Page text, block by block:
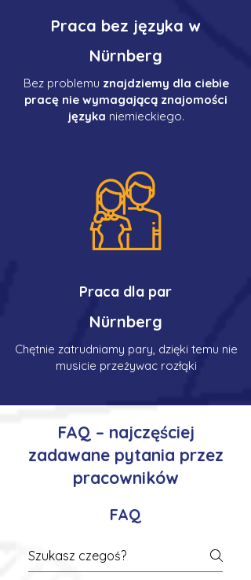
Praca bez języka w
Nürnberg
Bez problemu znajdziemy dla ciebie
pracę nie wymagającą znajomości
języka niemieckiego.
Praca dla par
Nürnberg
Chętnie zatrudniamy pary, dzięki temu nie
musicie przeżywac rozłąki
FAQ – najczęściej
zadawane pytania przez
pracowników
FAQ